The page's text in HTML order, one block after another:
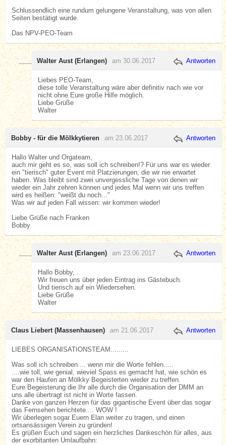
Schlussendlich eine rundum gelungene Veranstaltung, was von allen
Seiten bestätigt wurde.
Das NPV-PEO-Team
Walter Aust (Erlangen) am 30.06.2017 Antworten
Liebes PEO-Team,
diese tolle Veranstaltung wäre aber definitiv nach wie vor
nicht ohne Eure große Hilfe möglich.
Liebe Grüße
Walter
Bobby - für die Mölkkytieren am 23.06.2017 Antworten
Hallo Walter und Orgateam,
auch mir geht es so, was soll ich schreiben!? Für uns war es wieder
ein "tierisch" guter Event mit Platzierungen, die wir nie erwartet
haben. Was bleibt sind zwei unvergessliche Tage von denen wir
wieder ein Jahr zehren können und jedes Mal wenn wir uns treffen
wird es heißen: "weißt du noch..."
Was wir auf jeden Fall wissen: wir kommen wieder!
Liebe Grüße nach Franken
Bobby
Walter Aust (Erlangen) am 23.06.2017 Antworten
Hallo Bobby,
Wir freuen uns über jeden Eintrag ins Gästebuch.
Und tierisch auf ein Wiedersehen.
Liebe Grüße
Walter
Claus Liebert (Massenhausen) am 21.06.2017 Antworten
LIEBES ORGANISATIONSTEAM.........
Was soll ich schreiben.... wenn mir die Worte fehlen.....
....wie toll, wie genial, wieviel Spass es gemacht hat, wie schön es
war den Haufen an Mölkky Begeisterten wieder zu treffen.
Eure Begeisterung die Ihr alle durch die Organisation der DMM an
uns alle übertragt ist nicht in Worte fassen.
Danke von ganzen Herzen für das gigantische Event über das sogar
das Fernsehen berichtete.... WOW !
Wir überlegen sogar Euern Elan weiter zu tragen, und einen
ortsansässigen Verein zu gründen!
Es grüßen Euch und sagen ein herzliches Dankeschön für alles, aus
der exorbitanten Umlaufbahn: